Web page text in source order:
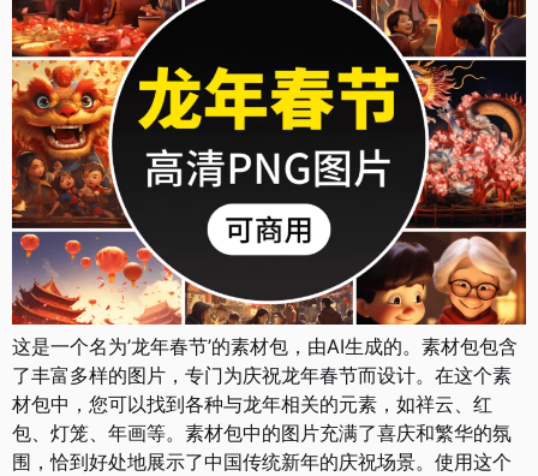
这是一个名为’龙年春节’的素材包，由AI生成的。素材包包含
了丰富多样的图片，专门为庆祝龙年春节而设计。在这个素
材包中，您可以找到各种与龙年相关的元素，如祥云、红
包、灯笼、年画等。素材包中的图片充满了喜庆和繁华的氛
围，恰到好处地展示了中国传统新年的庆祝场景。使用这个